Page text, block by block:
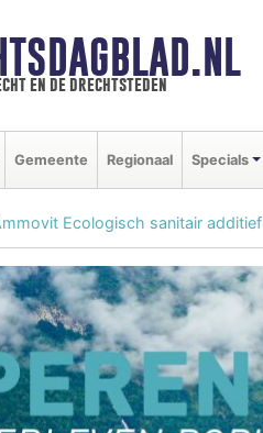
en de drechtsteden
Gemeente Regionaal Specials
Ecologisch sanitair additief